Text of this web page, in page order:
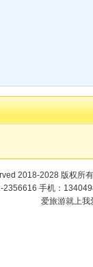
2018-2028 版权所
2356616 手机：
爱旅游就上我